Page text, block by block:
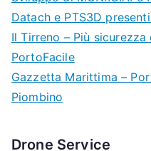
Datach e PTS3D
Il Tirreno – Più
PortoFacile
Gazzetta Marittima –
Piombino
Drone Service